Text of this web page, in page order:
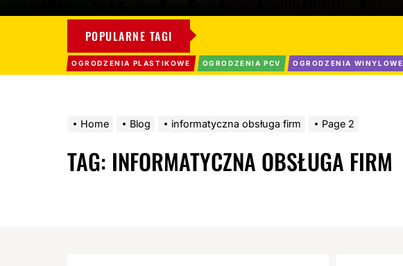
POPULARNE TAGI
OGRODZENIA PLASTIKOWE OGRODZENIA PCV OGRODZENIA WINYLOWE
Home Blog informatyczna obsługa firm Page 2
TAG: INFORMATYCZNA OBSŁUGA FIRM